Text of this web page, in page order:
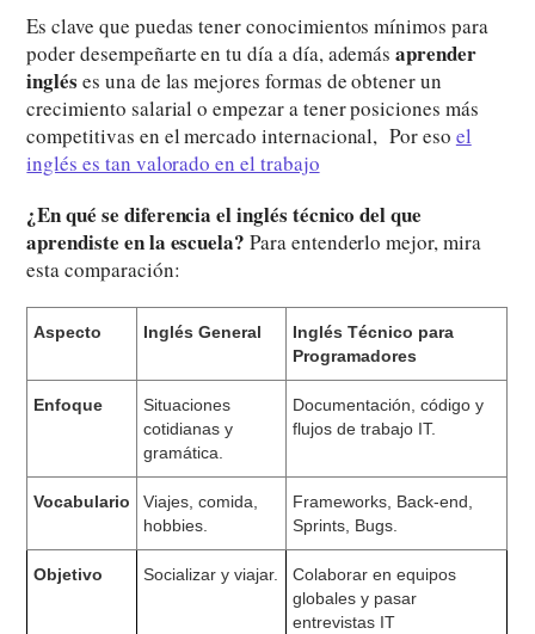
Es clave que puedas tener conocimientos mínimos para
poder desempeñarte en tu día a día, ademásaprender
inglés es una de las mejores formas de obtener un
crecimiento salarial o empezar a tener posiciones más
competitivas en el mercado internacional, Por eso el
inglés es tan valorado en el trabajo
¿En qué se diferencia el inglés técnico del que
aprendiste en la escuela?Para entenderlo mejor, mira
esta comparación:
Aspecto Inglés General
Inglés Técnico para
Programadores
Enfoque
Situaciones
cotidianas y
gramática.
Documentación, código y
flujos de trabajo IT.
Vocabulario
Viajes, comida,
hobbies.
Frameworks, Back-end,
Sprints, Bugs.
Objetivo Socializar y viajar.
Colaborar en equipos
globales y pasar
entrevistas IT